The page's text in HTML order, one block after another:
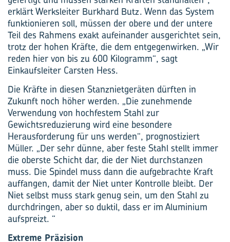
erklärt Werksleiter Burkhard Butz. Wenn das System
funktionieren soll, müssen der obere und der untere
Teil des Rahmens exakt aufeinander ausgerichtet sein,
trotz der hohen Kräfte, die dem entgegenwirken. „Wir
reden hier von bis zu 600 Kilogramm“, sagt
Einkaufsleiter Carsten Hess.
Die Kräfte in diesen Stanznietgeräten dürften in
Zukunft noch höher werden. „Die zunehmende
Verwendung von hochfestem Stahl zur
Gewichtsreduzierung wird eine besondere
Herausforderung für uns werden“, prognostiziert
Müller. „Der sehr dünne, aber feste Stahl stellt immer
die oberste Schicht dar, die der Niet durchstanzen
muss. Die Spindel muss dann die aufgebrachte Kraft
auffangen, damit der Niet unter Kontrolle bleibt. Der
Niet selbst muss stark genug sein, um den Stahl zu
durchdringen, aber so duktil, dass er im Aluminium
aufspreizt. “
Extreme Präzision